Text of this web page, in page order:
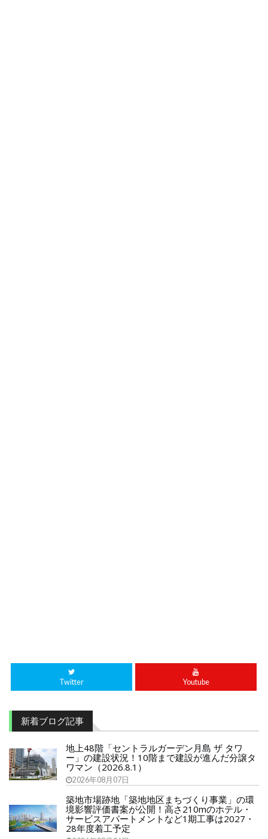
Twitter Youtube
新着ブログ記事
地上48階「セントラルガーデン月島 ザ タワ
ー」の建設状況！10階まで建設が進んだ分譲タ
ワマン（2026.8.1）
2026年08月07日
築地市場跡地「築地地区まちづくり事業」の環
境影響評価書案が公開！高さ210mのホテル・
サービスアパートメントなど1期工事は2027・
28年度着工予定